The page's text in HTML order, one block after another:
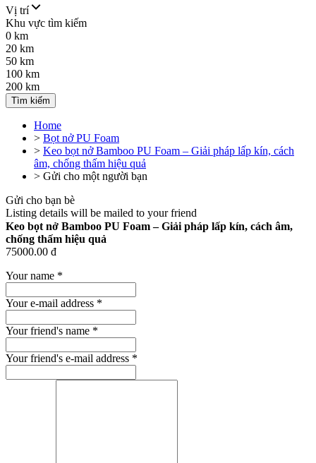
Vị trí
Khu vực tìm kiếm
0 km
20 km
50 km
100 km
200 km
Tìm kiếm
Home
> Bọt nở PU Foam
> Keo bọt nở Bamboo PU Foam – Giải pháp lấp kín, cách
âm, chống thấm hiệu quả
> Gửi cho một người bạn
Gửi cho bạn bè
Listing details will be mailed to your friend
Keo bọt nở Bamboo PU Foam – Giải pháp lấp kín, cách âm,
chống thấm hiệu quả
75000.00 đ
Your name *
Your e-mail address *
Your friend's name *
Your friend's e-mail address *